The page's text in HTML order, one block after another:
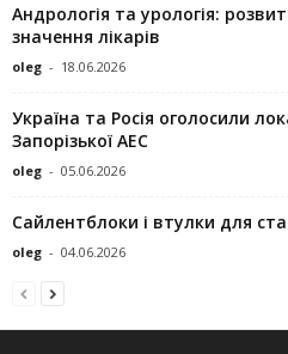
Андрологія та урологія:
значення лікарів
oleg - 18.06.2026
Україна та Росія оголосили
Запорізької АЕС
oleg - 05.06.2026
Сайлентблоки і втулки для
oleg - 04.06.2026